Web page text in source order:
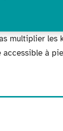
multiplier les
à